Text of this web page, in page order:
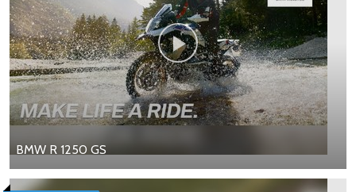
BMW R 1250 GS